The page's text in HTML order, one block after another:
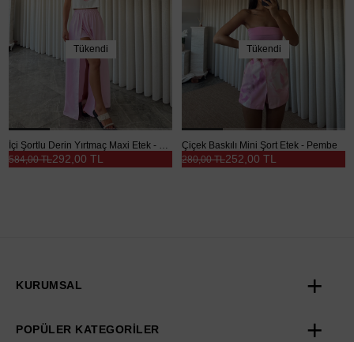
Tükendi
İçi Şortlu Derin Yırtmaç Maxi Etek - Pembe
292,00 TL
584,00 TL
Tükendi
Çiçek Baskılı Mini Şort Etek - Pembe
252,00 TL
280,00 TL
KURUMSAL
POPÜLER KATEGORİLER